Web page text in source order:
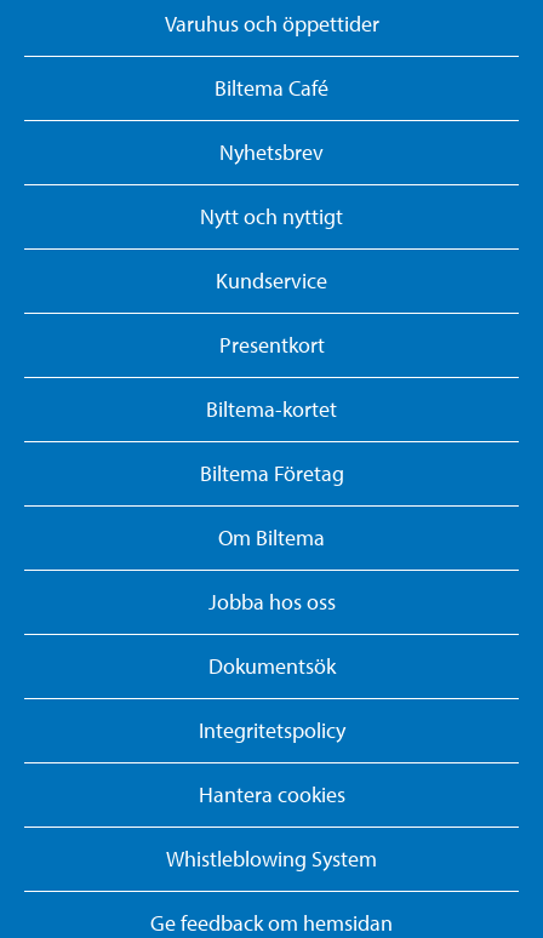
Varuhus och öppettider
Biltema Café
Nyhetsbrev
Nytt och nyttigt
Kundservice
Presentkort
Biltema-kortet
Biltema Företag
Om Biltema
Jobba hos oss
Dokumentsök
Integritetspolicy
Hantera cookies
Whistleblowing System
Ge feedback om hemsidan